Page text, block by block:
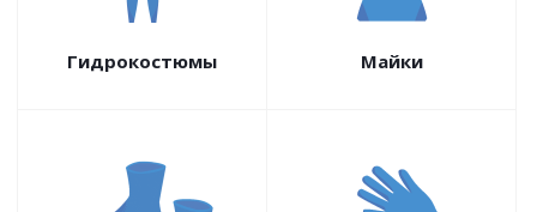
Гидрокостюмы Майки